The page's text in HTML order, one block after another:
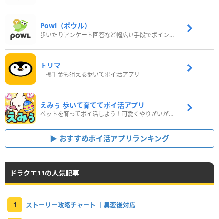
Powl（ポウル）
歩いたりアンケート回答など幅広い手段でポイントをゲット
トリマ
一攫千金も狙える歩いてポイ活アプリ
えみぅ 歩いて育ててポイ活アプリ
ペットを育ってポイ活しよう！可愛くやりがいがある新感覚アプリ
おすすめポイ活アプリランキング
ドラクエ11の人気記事
1 ストーリー攻略チャート ｜異変後対応